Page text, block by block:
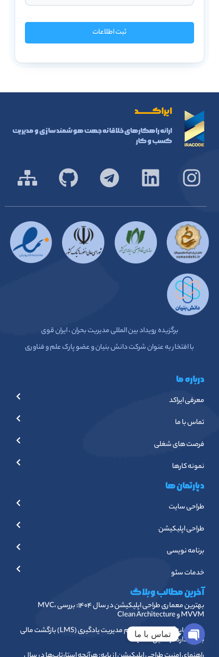
ثبت اطلاعات
درباره ما
معرفی ایراکد
تماس با ما
فرصت های شغلی
نمونه کارها
دپارتمان ها
طراحی سایت
طراحی اپلیکیشن
برنامه نویسی
خدمات سئو
آخرین مطالب وبلاگ
بهترین معماری طراحی اپلیکیشن در سال ۱۴۰۴: بررسی MVC،
MVVM و Clean Architecture
چرا سرمایه‌گذاری روی سیستم مدیریت یادگیری (LMS) بازگشت مالی
بالایی دارد؟ [تحلیل ROI]
ایراکـــــــد
ارائه راهکارهای خلاقانه جهت هوشمند سازی و مدیریت
کسب و کار
برگزیده رویداد بین المللی مدیریت بحران ، ایران قوی
با افتخار به عنوان شرکت دانش بنیان و عضو پارک علم و فناوری
تماس با ما
Open chaty